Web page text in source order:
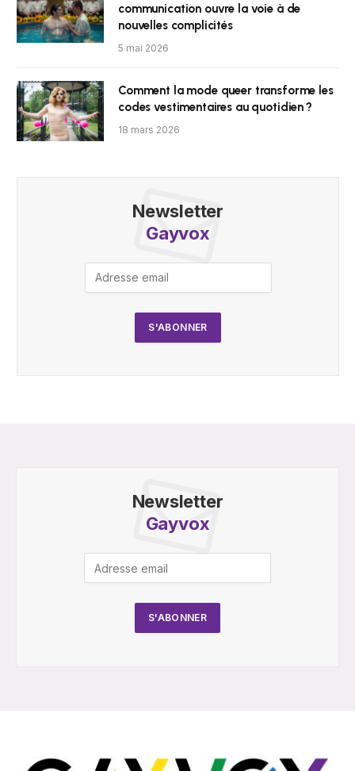
communication ouvre la voie à de
nouvelles complicités
5 mai 2026
Comment la mode queer transforme les
codes vestimentaires au quotidien ?
18 mars 2026
Newsletter
Gayvox
Newsletter
Gayvox